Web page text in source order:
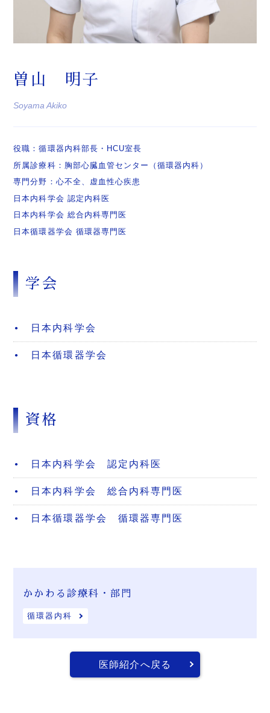
曽山 明子
Soyama Akiko
役職：循環器内科部長・HCU室長
所属診療科：胸部心臓血管センター（循環器内科）
専門分野：心不全、虚血性心疾患
日本内科学会 認定内科医
日本内科学会 総合内科専門医
日本循環器学会 循環器専門医
学会
日本内科学会
日本循環器学会
資格
日本内科学会 認定内科医
日本内科学会 総合内科専門医
日本循環器学会 循環器専門医
かかわる診療科・部門
循環器内科
医師紹介へ戻る